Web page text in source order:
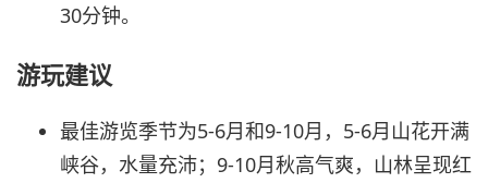
30分钟。
游玩建议
最佳游览季节为5-6月和9-10月，5-6月山花开满
峡谷，水量充沛；9-10月秋高气爽，山林呈现红